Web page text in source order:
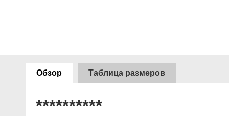
Обзор Таблица размеров
**********